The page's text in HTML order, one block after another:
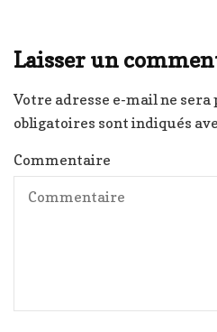
Laisser un
Votre adresse e-mail ne sera
obligatoires sont indiqués
Commentaire